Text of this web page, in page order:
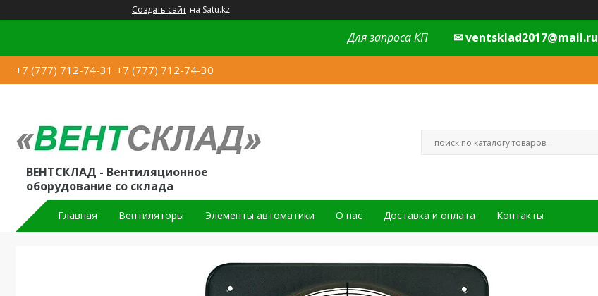
Создать сайт на Satu.kz
Для запроса КП ✉ ventsklad2017@mail.ru
+7 (777) 712-74-31 +7 (777) 712-74-30
ВЕНТСКЛАД - Вентиляционное
оборудование со склада
Главная Вентиляторы Элементы автоматики О нас Доставка и оплата Контакты